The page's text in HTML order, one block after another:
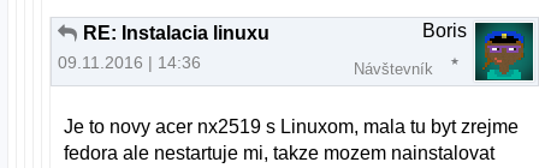
RE: Instalacia linuxu
09.11.2016 | 14:36
Boris
Návštevník
Je to novy acer nx2519 s Linuxom, mala tu byt zrejme
fedora ale nestartuje mi, takze mozem nainstalovat